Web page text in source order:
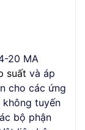
20 MA
suất và áp
cho các ứng
tuyến
bộ phận